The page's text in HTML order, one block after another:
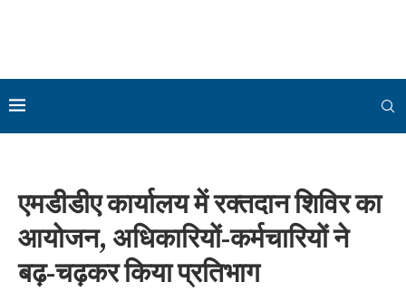
एमडीडीए कार्यालय में रक्तदान शिविर का
आयोजन, अधिकारियों-कर्मचारियों ने
बढ़-चढ़कर किया प्रतिभाग